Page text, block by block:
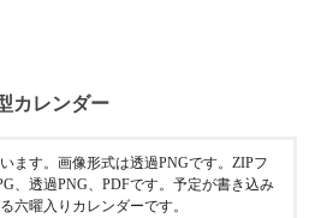
カレンダー
ます。画像形式は透過PNGです。ZIPフ
、透過PNG、PDFです。予定が書き込み
六曜入りカレンダーです。